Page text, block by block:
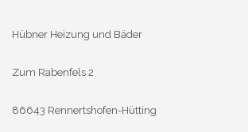
Hübner Heizung und Bäder
Zum Rabenfels 2
86643 Rennertshofen-Hütting